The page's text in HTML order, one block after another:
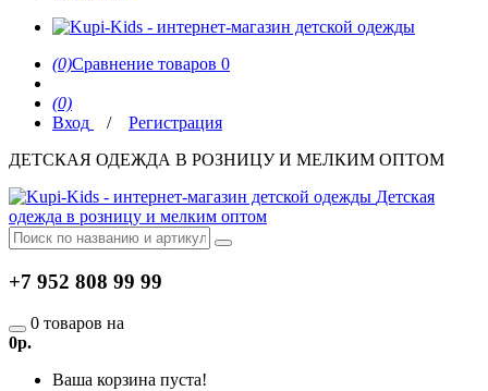
(0)Сравнение товаров 0
(0)
Вход
/
Регистрация
ДЕТСКАЯ ОДЕЖДА В РОЗНИЦУ И МЕЛКИМ ОПТОМ
Детская
одежда в розницу и мелким оптом
+7 952 808 99 99
0 товаров на
0р.
Ваша корзина пуста!